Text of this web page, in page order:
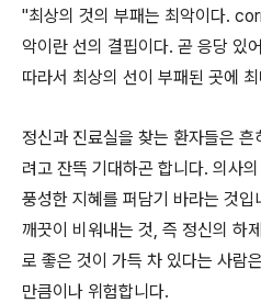
"최상의 것의 부패는 최악이다.
악이란 선의 결핍이다. 곧 응당 있
따라서 최상의 선이 부패된 곳에
정신과 진료실을 찾는 환자들은
려고 잔뜩 기대하곤 합니다. 의사
풍성한 지혜를 퍼담기 바라는 것
깨끗이 비워내는 것, 즉 정신의 하
로 좋은 것이 가득 차 있다는 사람
만큼이나 위험합니다.